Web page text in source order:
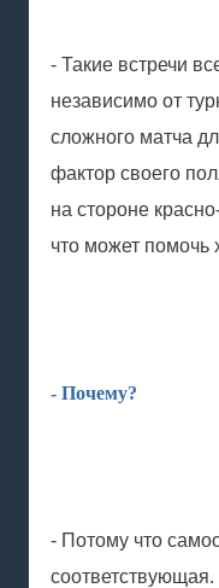
- Такие встречи
независимо от
сложного матча
фактор своего
на стороне
что может помочь
- Почему?
- Потому что